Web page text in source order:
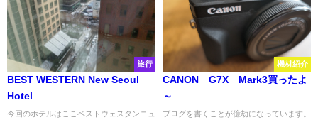
旅行
BEST WESTERN New Seoul
Hotel
今回のホテルはここベストウェスタンニュ
機材紹介
CANON G7X Mark3買ったよ
～
ブログを書くことが億劫になっています。